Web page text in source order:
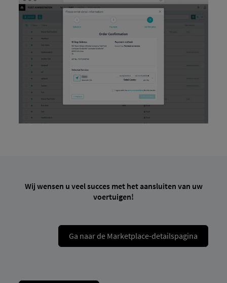
Wij wensen u veel succes met het aansluiten van uw
voertuigen!
Ga naar de Marketplace-detailspagina